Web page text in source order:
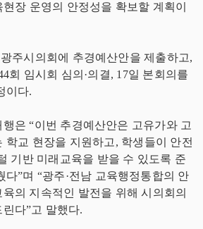
장 운영의 안정성을 확보할 계획이
주시의회에 추경예산안을 제출하고,
회 임시회 심의·의결, 17일 본회의를
이다.
은 “이번 추경예산안은 고유가와 고
학교 현장을 지원하고, 학생들이 안전
기반 미래교육을 받을 수 있도록 준
다”며 “광주·전남 교육행정통합의 안
의 지속적인 발전을 위해 시의회의
다”고 말했다.